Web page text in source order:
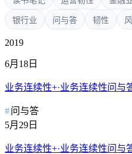
银行业 问与答 韧性
2019
6月18日
业务连续性+·业务连续性问与
问与答
5月29日
业务连续性+·业务连续性问与